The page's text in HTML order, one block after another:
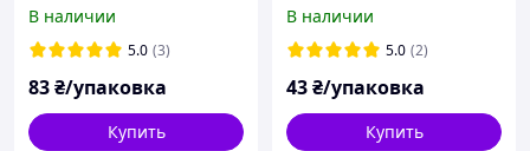
В наличии
5.0 (3)
83₴/упаковка
Купить
В наличии
5.0 (2)
43₴/упаковка
Купить